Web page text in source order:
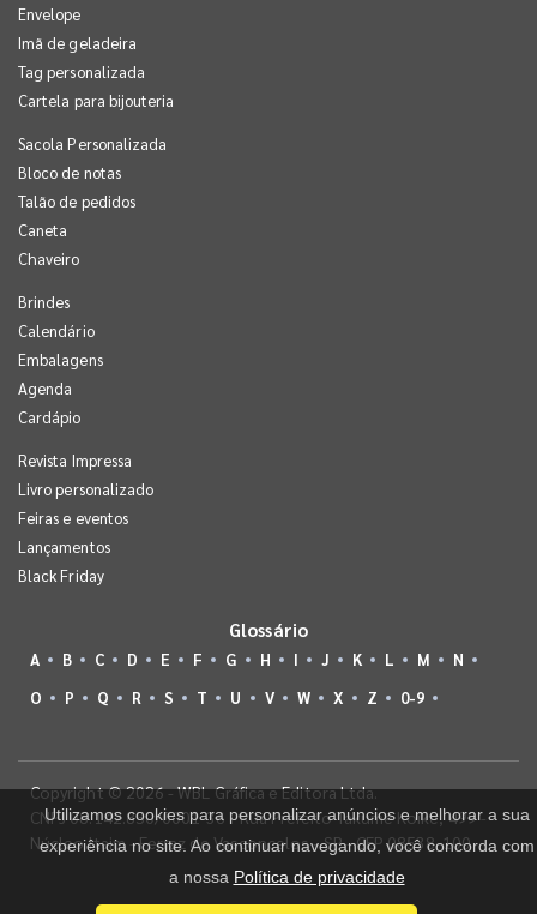
Envelope
Imã de geladeira
Tag personalizada
Cartela para bijouteria
Sacola Personalizada
Bloco de notas
Talão de pedidos
Caneta
Chaveiro
Brindes
Calendário
Embalagens
Agenda
Cardápio
Revista Impressa
Livro personalizado
Feiras e eventos
Lançamentos
Black Friday
Glossário
A B C D E F G H I J K L M
N
O
P Q R S T U V W X Z 0-9
Copyright © 2026 - WBL Gráfica e Editora Ltda.
CNPJ 08.142.850/0001-36 - Rua Prefeito Takume Koike, 499 -
Núcleo Itaim - Ferraz de Vasconcelos - SP - CEP 08538-100
Utilizamos cookies para personalizar anúncios e melhorar a sua
experiência no site. Ao continuar navegando, você concorda com
a nossa Política de privacidade